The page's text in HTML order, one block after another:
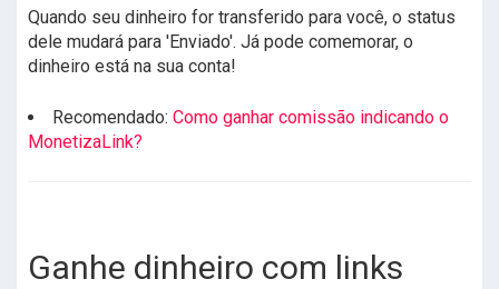
Quando seu dinheiro for transferido para você, o status
dele mudará para 'Enviado'. Já pode comemorar, o
dinheiro está na sua conta!
Recomendado: Como ganhar comissão indicando o
MonetizaLink?
Ganhe dinheiro com links